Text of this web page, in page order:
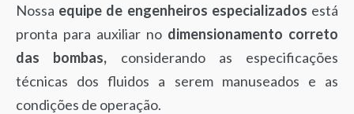
Nossa equipe de engenheiros especializados está
pronta para auxiliar no dimensionamento correto
das bombas, considerando as especificações
técnicas dos fluidos a serem manuseados e as
condições de operação.